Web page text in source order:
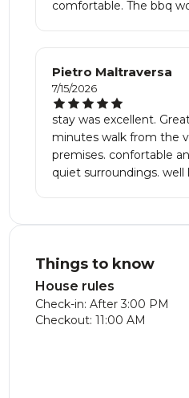
comfortable. The bbq
to fire up. We didn’t
indoors and the kitchen
everything we needed.
beautiful stay. The
and communicative
as well. Five stars!
Pietro Maltraversa
7/15/2026
stay was excellent.
minutes walk from the
premises. confortable
quiet surroundings.
Things to know
House rules
Check-in: After 3:00 PM
Checkout: 11:00 AM